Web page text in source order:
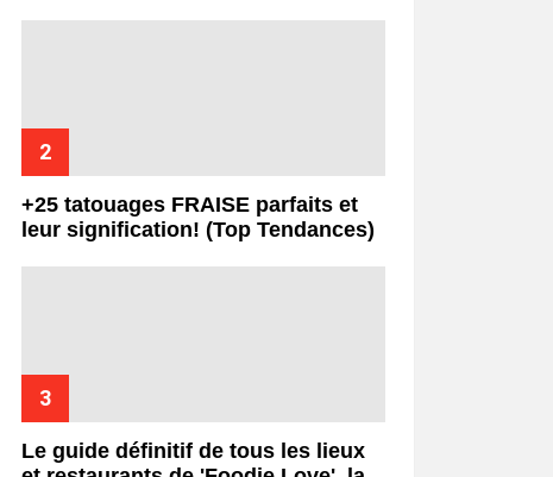
+25 tatouages ​​FRAISE parfaits et
leur signification! (Top Tendances)
Le guide définitif de tous les lieux